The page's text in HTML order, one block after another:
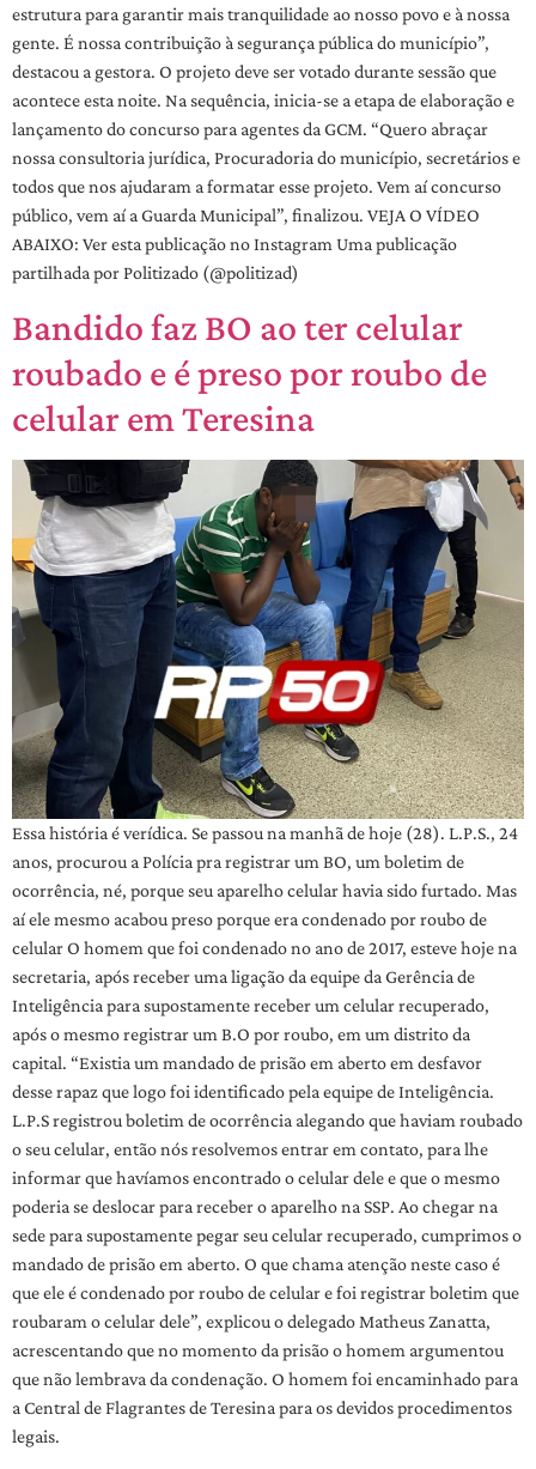
estrutura para garantir mais tranquilidade ao nosso povo e à nossa
gente. É nossa contribuição à segurança pública do município”,
destacou a gestora. O projeto deve ser votado durante sessão que
acontece esta noite. Na sequência, inicia-se a etapa de elaboração e
lançamento do concurso para agentes da GCM. “Quero abraçar
nossa consultoria jurídica, Procuradoria do município, secretários e
todos que nos ajudaram a formatar esse projeto. Vem aí concurso
público, vem aí a Guarda Municipal”, finalizou. VEJA O VÍDEO
ABAIXO: Ver esta publicação no Instagram Uma publicação
partilhada por Politizado (@politizad)
Bandido faz BO ao ter celular
roubado e é preso por roubo de
celular em Teresina
Essa história é verídica. Se passou na manhã de hoje (28). L.P.S., 24
anos, procurou a Polícia pra registrar um BO, um boletim de
ocorrência, né, porque seu aparelho celular havia sido furtado. Mas
aí ele mesmo acabou preso porque era condenado por roubo de
celular O homem que foi condenado no ano de 2017, esteve hoje na
secretaria, após receber uma ligação da equipe da Gerência de
Inteligência para supostamente receber um celular recuperado,
após o mesmo registrar um B.O por roubo, em um distrito da
capital. “Existia um mandado de prisão em aberto em desfavor
desse rapaz que logo foi identificado pela equipe de Inteligência.
L.P.S registrou boletim de ocorrência alegando que haviam roubado
o seu celular, então nós resolvemos entrar em contato, para lhe
informar que havíamos encontrado o celular dele e que o mesmo
poderia se deslocar para receber o aparelho na SSP. Ao chegar na
sede para supostamente pegar seu celular recuperado, cumprimos o
mandado de prisão em aberto. O que chama atenção neste caso é
que ele é condenado por roubo de celular e foi registrar boletim que
roubaram o celular dele”, explicou o delegado Matheus Zanatta,
acrescentando que no momento da prisão o homem argumentou
que não lembrava da condenação. O homem foi encaminhado para
a Central de Flagrantes de Teresina para os devidos procedimentos
legais.